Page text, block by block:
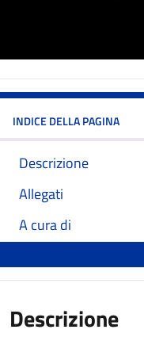
INDICE DELLA PAGINA
Descrizione
Allegati
A cura di
Descrizione